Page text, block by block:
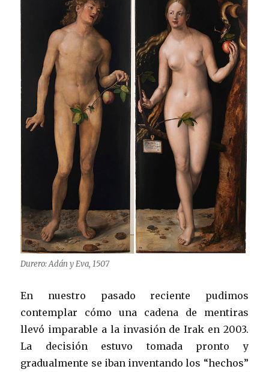
Durero: Adán y Eva, 1507
En nuestro pasado reciente pudimos
contemplar cómo una cadena de mentiras
llevó imparable a la invasión de Irak en 2003.
La decisión estuvo tomada pronto y
gradualmente se iban inventando los “hechos”